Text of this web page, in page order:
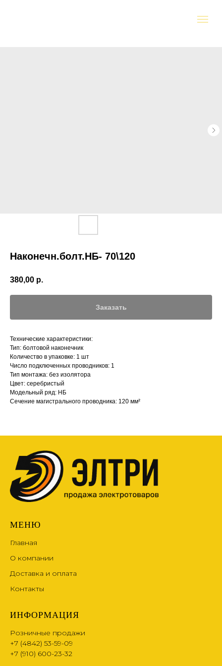
Наконечн.болт.НБ- 70\120
380,00 р.
Заказать
Технические характеристики:
Тип: болтовой наконечник
Количество в упаковке: 1 шт
Число подключенных проводников: 1
Тип монтажа: без изолятора
Цвет: серебристый
Модельный ряд: НБ
Сечение магистрального проводника: 120 мм²
МЕНЮ
Главная
О компании
Доставка и оплата
Контакты
ИНФОРМАЦИЯ
Розничные продажи
+7 (4842) 53-59-09
+7 (910) 600-23-32